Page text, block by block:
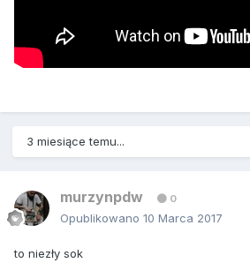
3 miesiące temu...
murzynpdw 0
Opublikowano 10 Marca 2017
to niezły sok